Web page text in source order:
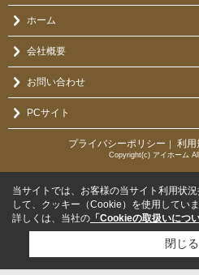
ホーム
会社概要
お問い合わせ
PCサイト
プライバシーポリシー ｜ 利用
Copyright(c) アイホーム
当サイトでは、お客様の当サイト利用状
して、クッキー（Cookie）を使用していま
詳しくは、当社の 「Cookieの取扱いについ
閉じる